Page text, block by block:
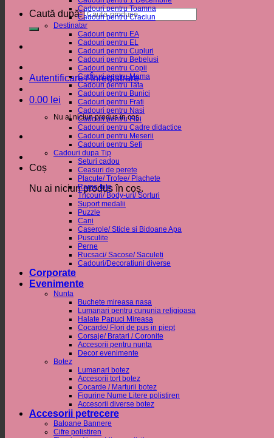
Caută după:
Autentificare / Înregistrare
0.00 lei
Nu ai niciun produs în coș.
Coș
Nu ai niciun produs în coș.
Cadouri pentru Toamna
Cadouri pentru Craciun
Destinatar
Cadouri pentru EA
Cadouri pentru EL
Cadouri pentru Cupluri
Cadouri pentru Bebelusi
Cadouri pentru Copii
Cadouri pentru Mama
Cadouri pentru Tata
Cadouri pentru Bunici
Cadouri pentru Frati
Cadouri pentru Nasi
Cadouri pentru Fini
Cadouri pentru Cadre didactice
Cadouri pentru Meserii
Cadouri pentru Sefi
Cadouri dupa Tip
Seturi cadou
Ceasuri de perete
Placute/ Trofee/ Plachete
Rame foto
Tricouri/ Body-uri/ Sorturi
Suport medalii
Puzzle
Cani
Caserole/ Sticle si Bidoane Apa
Pusculite
Perne
Rucsaci/ Sacose/ Saculeti
Cadouri/Decoratiuni diverse
Corporate
Evenimente
Nunta
Buchete mireasa nasa
Lumanari pentru cununia religioasa
Halate Papuci Mireasa
Cocarde/ Flori de pus in piept
Corsaje/ Bratari / Coronite
Accesorii pentru nunta
Decor evenimente
Botez
Lumanari botez
Accesorii tort botez
Cocarde / Marturii botez
Figurine Nume Litere polistiren
Accesorii diverse botez
Accesorii petrecere
Baloane Bannere
Cifre polistiren